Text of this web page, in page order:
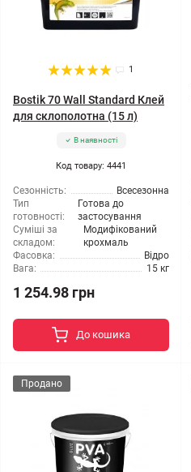
1
Bostik 70 Wall Standard Клей
для склополотна (15 л)
В наявності
Код товару: 4441
Сезонність:
Всесезонна
Тип
готовності:
Готова до
застосування
Суміші за
складом:
Модифікований
крохмаль
Фасовка:
Відро
Вага:
15 кг
1 254.98 грн
До кошика
Продано